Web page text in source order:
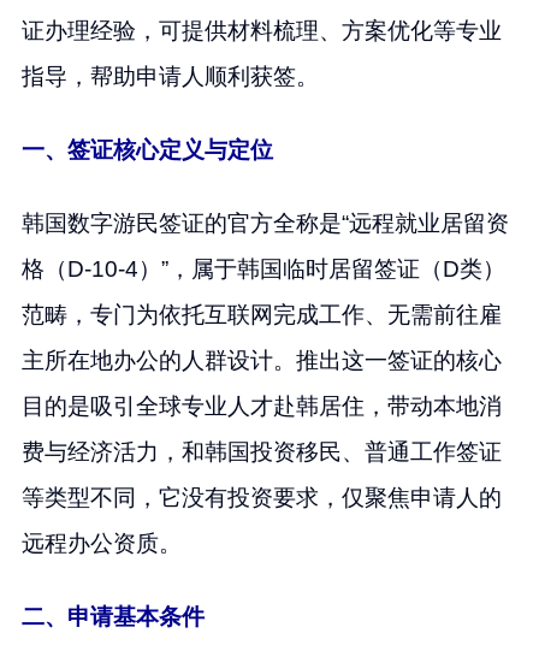
证办理经验，可提供材料梳理、方案优化等专业
指导，帮助申请人顺利获签。
一、签证核心定义与定位
韩国数字游民签证的官方全称是“远程就业居留资
格（D-10-4）”，属于韩国临时居留签证（D类）
范畴，专门为依托互联网完成工作、无需前往雇
主所在地办公的人群设计。推出这一签证的核心
目的是吸引全球专业人才赴韩居住，带动本地消
费与经济活力，和韩国投资移民、普通工作签证
等类型不同，它没有投资要求，仅聚焦申请人的
远程办公资质。
二、申请基本条件